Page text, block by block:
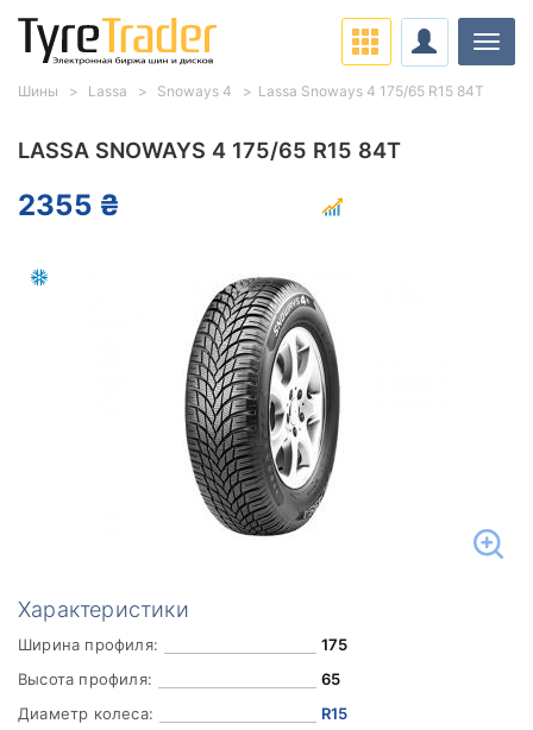
LASSA SNOWAYS 4 175/65 R15 84T
2355 ₴
Характеристики
Ширина профиля:
175
Высота профиля:
65
Диаметр колеса:
R15
Шины Lassa Snoways 4 Lassa Snoways 4 175/65 R15 84T